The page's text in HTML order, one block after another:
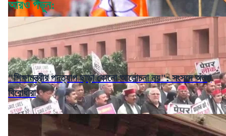
আরও পড়ুন:
"শিক্ষামন্ত্রীর পদত্যাগ ছাড়া কোনো আলোচনা নয়": সংসদে অনড়
বিরোধীরা